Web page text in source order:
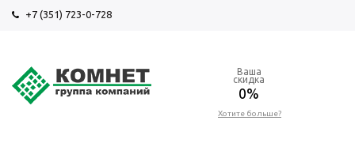
+7 (351) 723-0-728
Ваша
скидка
0%
Хотите больше?